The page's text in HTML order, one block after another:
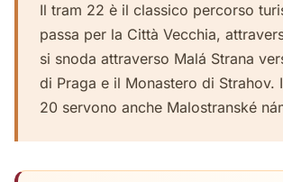
Il tram 22 è il classico percorso
passa per la Città Vecchia,
si snoda attraverso Malá Strana
di Praga e il Monastero di Strahov.
20 servono anche Malostranské